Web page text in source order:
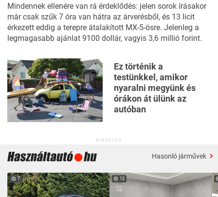
Mindennek ellenére van rá érdeklődés: jelen sorok írásakor
már csak szűk 7 óra van hátra az árverésből, és 13 licit
érkezett eddig a terepre átalakított MX-5-ösre. Jelenleg a
legmagasabb ajánlat 9100 dollár, vagyis 3,6 millió forint.
Ez történik a
testünkkel, amikor
nyaralni megyünk és
órákon át ülünk az
autóban
HIRDETÉS
Hasonló járművek
7 12